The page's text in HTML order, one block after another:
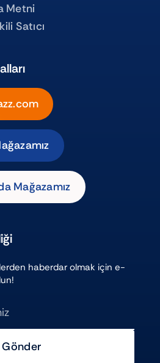
Mağazamız
Metni
Satıcı
haberdar olmak için e-
Gönder